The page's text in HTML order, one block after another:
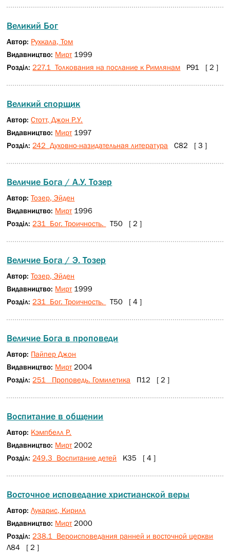
Великий Бог
Автор: Рухкала, Том
Видавництво: Мирт1999
Розділ: 227.1 Толкования на послание к Римлянам Р91 [ 2 ]
Великий спорщик
Автор:Стотт, Джон Р.У.
Видавництво: Мирт1997
Розділ: 242 Духовно-назидательная литература С82 [ 3 ]
Величие Бога / А.У. Тозер
Автор:Тозер, Эйден
Видавництво: Мирт1996
Розділ: 231 Бог. Троичность. Т50 [ 2 ]
Величие Бога / Э. Тозер
Автор:Тозер, Эйден
Видавництво: Мирт1999
Розділ: 231 Бог. Троичность. Т50 [ 4 ]
Величие Бога в проповеди
Автор: Пайпер Джон
Видавництво: Мирт2004
Розділ: 251 Проповедь. Гомилетика П12 [ 2 ]
Воспитание в общении
Автор: Кэмпбелл Р.
Видавництво: Мирт2002
Розділ: 249.3 Воспитание детей К35 [ 4 ]
Восточное исповедание христианской веры
Автор:Лукарис, Кирилл
Видавництво: Мирт2000
Розділ: 238.1 Вероисповедания ранней и восточной церкви
Л84 [ 2 ]